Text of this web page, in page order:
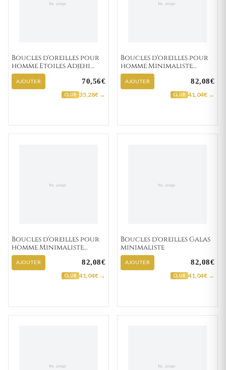
Boucles d'oreilles pour
homme Etoiles Adjehi
"133-3"
AJOUTER 70,56€
CLUB 35,28€ →
Boucles d'oreilles pour
homme Minimaliste
Arigo "135-11"
AJOUTER 82,08€
CLUB 41,04€ →
Boucles d'oreilles pour
homme Minimaliste
Boukalfa "135-31"
AJOUTER 82,08€
CLUB 41,04€ →
Boucles d'oreilles Galas
minimaliste
AJOUTER 82,08€
CLUB 41,04€ →